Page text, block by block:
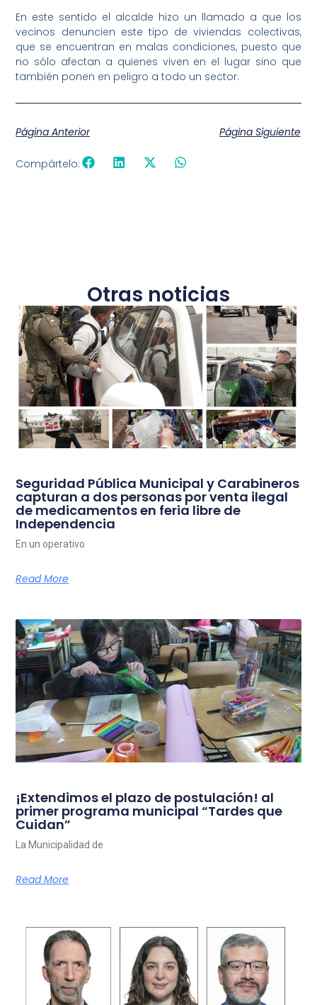
En este sentido el alcalde hizo un llamado a que los
vecinos denuncien este tipo de viviendas colectivas,
que se encuentran en malas condiciones, puesto que
no sólo afectan a quienes viven en el lugar sino que
también ponen en peligro a todo un sector.
Página Anterior Página Siguiente
Compártelo:
Otras noticias
Seguridad Pública Municipal y Carabineros
capturan a dos personas por venta ilegal
de medicamentos en feria libre de
Independencia
En un operativo
Read More
¡Extendimos el plazo de postulación! al
primer programa municipal “Tardes que
Cuidan”
La Municipalidad de
Read More